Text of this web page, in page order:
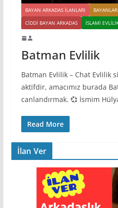
BAYAN ARKADAS ILANLARI
CIDDI BAYAN ARKADAS
İSLAMI
Batman Evlilik
Batman Evlilik – Chat Evlilik
aktifdir, amacımız burada
canlandırmak. 💞 İsmim
Read More
İlan Ver